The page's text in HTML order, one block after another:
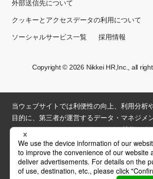
当ウェブサイトでは利便性の向上、利用分析
目的に、第三者が運営するデータ・マネジメ
ォーム（DMP）からクッキーなどの技術でウ
履歴および分析結果を取得し、利用いたしま
を閲覧いただく場合には、クッキーの利用に
必要があります。詳細は「クッキーとアクセ
いて 」をご覧ください。
外部送信先について
クッキーとアクセスデータの利用について
ソーシャルサービス一覧 採用情報
Copyright © 2026 Nikkei HR,Inc., all